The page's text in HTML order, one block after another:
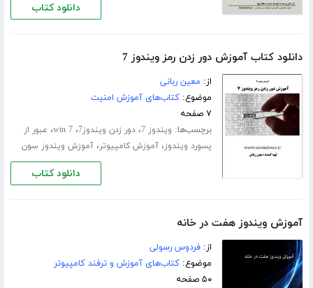
دانلود کتاب
دانلود کتاب آموزش دور زدن رمز ویندوز 7
از: معین ربانی
موضوع:کتاب‌های آموزش امنیت
۷ صفحه
برچسب‌ها: ویندوز 7 ،دور زدن ویندوز7 ،win 7، عبور از
پسورد ویندوز،آموزش کامپیوتر،آموزش ویندوز سون
دانلود کتاب
آموزش ویندوز هفت در خانه
از:فردوس رسولی
موضوع:کتاب‌های آموزش و ترفند کامپیوتر
۵۰ صفحه